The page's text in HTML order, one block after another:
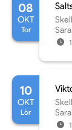
08
OKT
Tor
10
OKT
Lör